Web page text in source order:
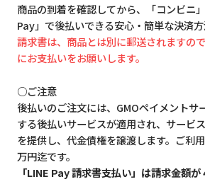
商品の到着を確認してから、「コンビニ
Pay」で後払いできる安心・簡単な決済方
請求書は、商品とは別に郵送されますの
にお支払いをお願いします。
○ご注意
後払いのご注文には、GMOペイメントサ
する後払いサービスが適用され、サービ
を提供し、代金債権を譲渡します。ご利
万円迄です。
「LINE Pay 請求書支払い」は請求金額